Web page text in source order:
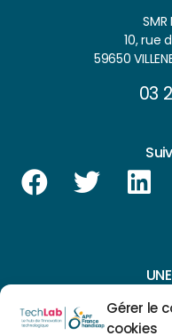
Gérer le
cookies
10, rue
59650
03